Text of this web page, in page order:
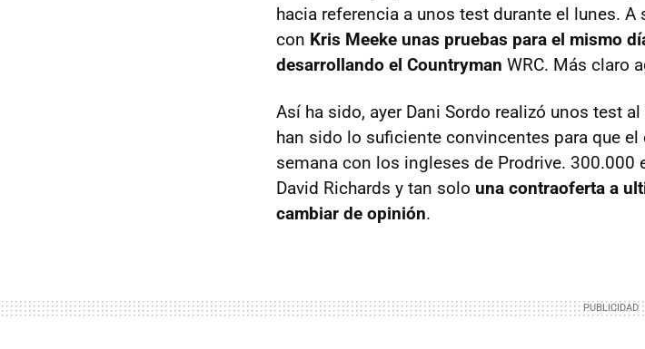
hacia referencia a unos test durante el lunes.
con Kris Meeke unas pruebas para el mismo
desarrollando el Countryman WRC. Más claro
Así ha sido, ayer Dani Sordo realizó unos test
han sido lo suficiente convincentes para que
semana con los ingleses de Prodrive. 300.000
David Richards y tan solo una contraoferta a
cambiar de opinión.